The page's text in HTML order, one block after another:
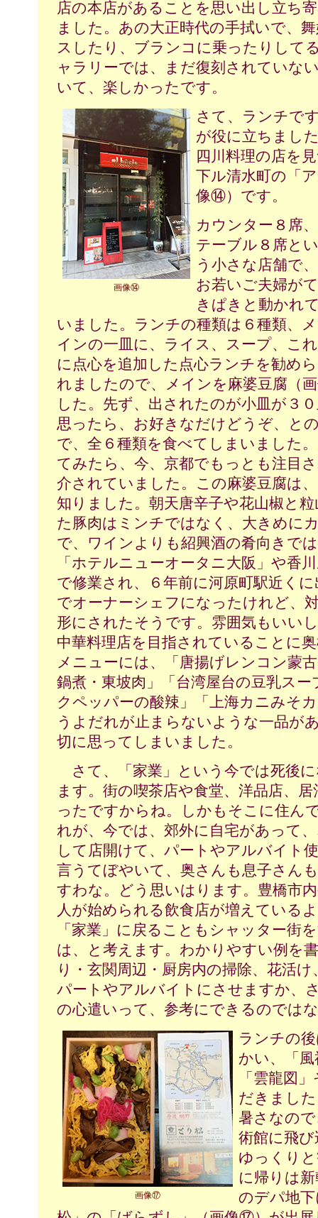
店の本店があることを思い出し立ち
ました。あの大正時代の手拭いで、
スしたり、ブランコに乗ったりして
ャラリーでは、まだ復刻されていな
いて、楽しかったです。
画像⑭
さて、ランチで
が役に立ちまし
四川料理の店を
下ル清水町の「
像⑭）です。
カウンター８席、
テーブル８席とい
う小さな店舗で、
お若いご夫婦がて
きぱきと動かれ
いました。ランチの種類は６種類、メ
インの一皿に、ライス、スープ、これ
に点心を追加した点心ランチを勧めら
れましたので、メインを麻婆豆腐（
した。先ず、出されたのが小皿が３
思ったら、お好きなだけどうぞ、と
で、全６種類を食べてしまいました
てみたら、今、京都でもっとも注目
介されていました。この麻婆豆腐は
知りました。朝天唐辛子や花山椒と
た豚肉はミンチではなく、大きめに
で、ワインよりも紹興酒の肴向きで
「ホテルニューオータニ大阪」や香
で修業され、６年前に河原町駅近く
でオーナーシェフになったけれど、
形にされたそうです。雰囲気もいい
中華料理店を目指されていることに
メニューには、「唐揚げレンコン蒙
鍋煮・東坡肉」「台湾屋台の豆乳ス
クペッパーの酸辣」「上海カニみそ
うよだれが止まらないような一品が
切に思ってしまいました。
さて、「家業」という今では死後
ます。街の喫茶店や食堂、洋品店、
ったですからね。しかもそこに住ん
れが、今では、郊外に自宅があって
して店開けて、パートやアルバイト
言うてぼやいて、奥さんも息子さん
すわな。どう思いはります。豊橋市
人が始められる飲食店が増えている
「家業」に戻ることもシャッター街
は、と考えます。わかりやすい例を
り・玄関周辺・厨房内の掃除、花活
パートやアルバイトにさせますか、
の心遣いって、参考にできるのでは
画像⑰
ランチの
かい、「
「雲龍図
だきまし
暑さなの
術館に飛
ゆっくり
に帰りは
のデパ地